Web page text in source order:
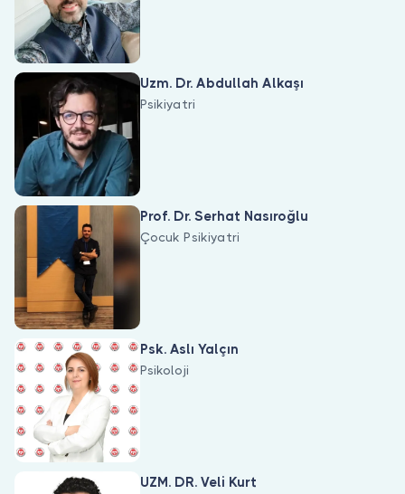
Uzm. Dr. Abdullah Alkaşı
Psikiyatri
Prof. Dr. Serhat Nasıroğlu
Çocuk Psikiyatri
Psk. Aslı Yalçın
Psikoloji
UZM. DR. Veli Kurt